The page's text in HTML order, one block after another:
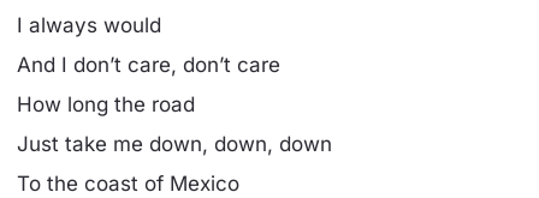
I always would
And I don’t care, don’t care
How long the road
Just take me down, down, down
To the coast of Mexico